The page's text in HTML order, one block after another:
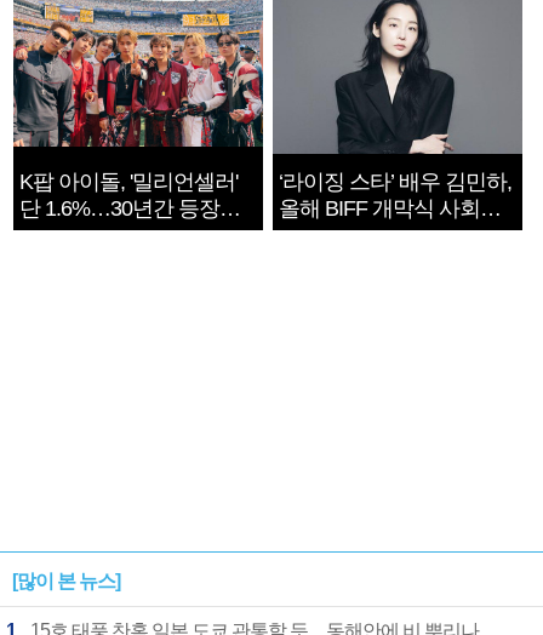
K팝 아이돌, '밀리언셀러'
단 1.6%…30년간 등장
1182개팀 전수조사
‘라이징 스타’ 배우 김민하,
올해 BIFF 개막식 사회자
확정
[많이 본 뉴스]
1 15호 태풍 찬홈 일본 도쿄 관통할 듯…동해안에 비 뿌리나